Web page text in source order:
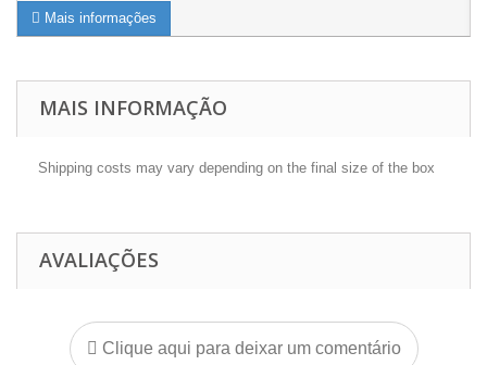
Mais informações
MAIS INFORMAÇÃO
Shipping costs may vary depending on the final size of the box
AVALIAÇÕES
Clique aqui para deixar um comentário